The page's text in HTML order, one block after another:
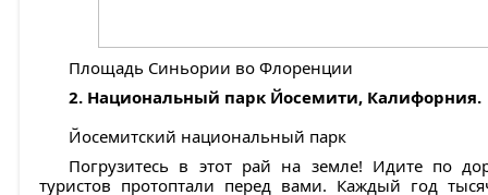
Площадь Синьории во Флоренции
2. Национальный парк Йосемити, Калифорния.
Йосемитский национальный парк
Погрузитесь в этот рай на земле! Идите по
туристов протоптали перед вами. Каждый год